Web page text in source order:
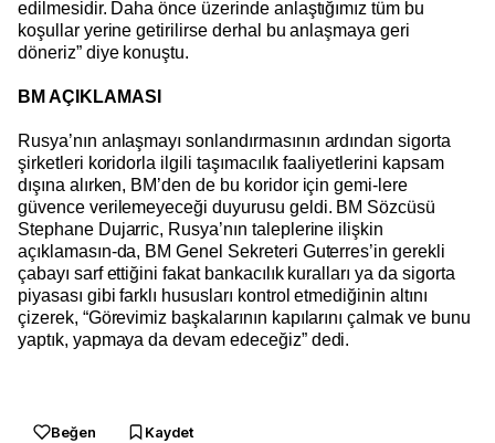
edilmesidir. Daha önce üzerinde anlaştığımız tüm bu
koşullar yerine getirilirse derhal bu anlaşmaya geri
döneriz” diye konuştu.
BM AÇIKLAMASI
Rusya’nın anlaşmayı sonlandırmasının ardından sigorta
şirketleri koridorla ilgili taşımacılık faaliyetlerini kapsam
dışına alırken, BM’den de bu koridor için gemi-lere
güvence verilemeyeceği duyurusu geldi. BM Sözcüsü
Stephane Dujarric, Rusya’nın taleplerine ilişkin
açıklamasın-da, BM Genel Sekreteri Guterres’in gerekli
çabayı sarf ettiğini fakat bankacılık kuralları ya da sigorta
piyasası gibi farklı hususları kontrol etmediğinin altını
çizerek, “Görevimiz başkalarının kapılarını çalmak ve bunu
yaptık, yapmaya da devam edeceğiz” dedi.
Beğen Kaydet